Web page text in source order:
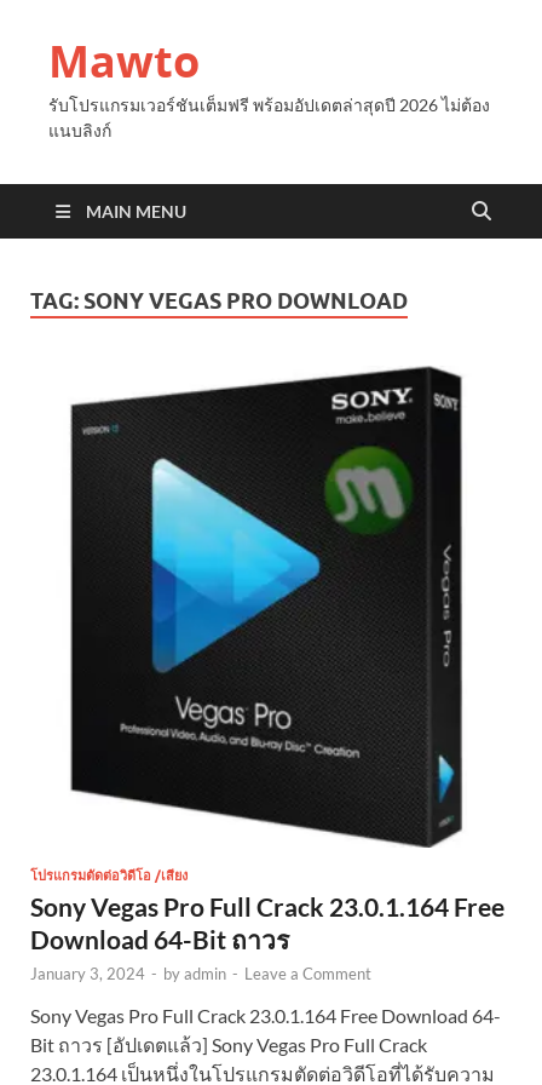
Mawto
รับโปรแกรมเวอร์ชันเต็มฟรี พร้อมอัปเดตล่าสุดปี 2026 ไม่ต้อง
แนบลิงก์
MAIN MENU
TAG: SONY VEGAS PRO DOWNLOAD
โปรแกรมตัดต่อวิดีโอ /เสียง
Sony Vegas Pro Full Crack 23.0.1.164 Free
Download 64-Bit ถาวร
January 3, 2024 - byadmin - Leave a Comment
Sony Vegas Pro Full Crack 23.0.1.164 Free Download 64-
Bit ถาวร [อัปเดตแล้ว] Sony Vegas Pro Full Crack
23.0.1.164 เป็นหนึ่งในโปรแกรมตัดต่อวิดีโอที่ได้รับความ